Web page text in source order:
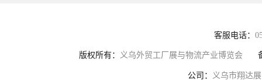
客服电话：
版权所有： 义乌外贸工厂展与物流产业博览会
公司： 义乌市翔达